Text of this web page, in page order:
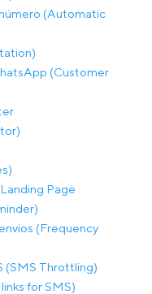
(Automatic
(Customer
Landing Page
(Frequency
(SMS Throttling)
for SMS)